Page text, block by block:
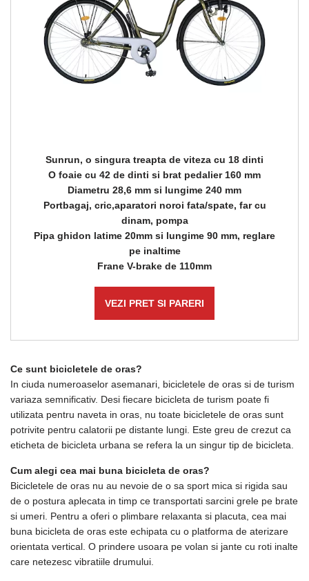
Sunrun, o singura treapta de viteza cu 18 dinti
O foaie cu 42 de dinti si brat pedalier 160 mm
Diametru 28,6 mm si lungime 240 mm
Portbagaj, cric,aparatori noroi fata/spate, far cu
dinam, pompa
Pipa ghidon latime 20mm si lungime 90 mm, reglare
pe inaltime
Frane V-brake de 110mm
VEZI PRET SI PARERI
Ce sunt bicicletele de oras?
In ciuda numeroaselor asemanari, bicicletele de oras si de turism
variaza semnificativ. Desi fiecare bicicleta de turism poate fi
utilizata pentru naveta in oras, nu toate bicicletele de oras sunt
potrivite pentru calatorii pe distante lungi. Este greu de crezut ca
eticheta de bicicleta urbana se refera la un singur tip de bicicleta.
Cum alegi cea mai buna bicicleta de oras?
Bicicletele de oras nu au nevoie de o sa sport mica si rigida sau
de o postura aplecata in timp ce transportati sarcini grele pe brate
si umeri. Pentru a oferi o plimbare relaxanta si placuta, cea mai
buna bicicleta de oras este echipata cu o platforma de aterizare
orientata vertical. O prindere usoara pe volan si jante cu roti inalte
care netezesc vibratiile drumului.